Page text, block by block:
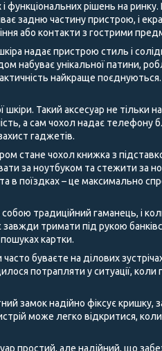
функціональних рішень на
задню частину пристрою, і
або контакти з гострими
надає пристрою стиль і
набуває унікальної патини,
найкраще
Такий аксесуар не тільки
а сам чохол надає телефону
гаджетів.
стане чохол книжка з
за ноутбуком та стежити за
в поїздках – це максимально
традиційний гаманець, і
тримати під рукою
картки.
буваєте на ділових
потрапляти у ситуації,
замок надійно фіксує кришку,
може легко відкритися,
простий, але надійний, що